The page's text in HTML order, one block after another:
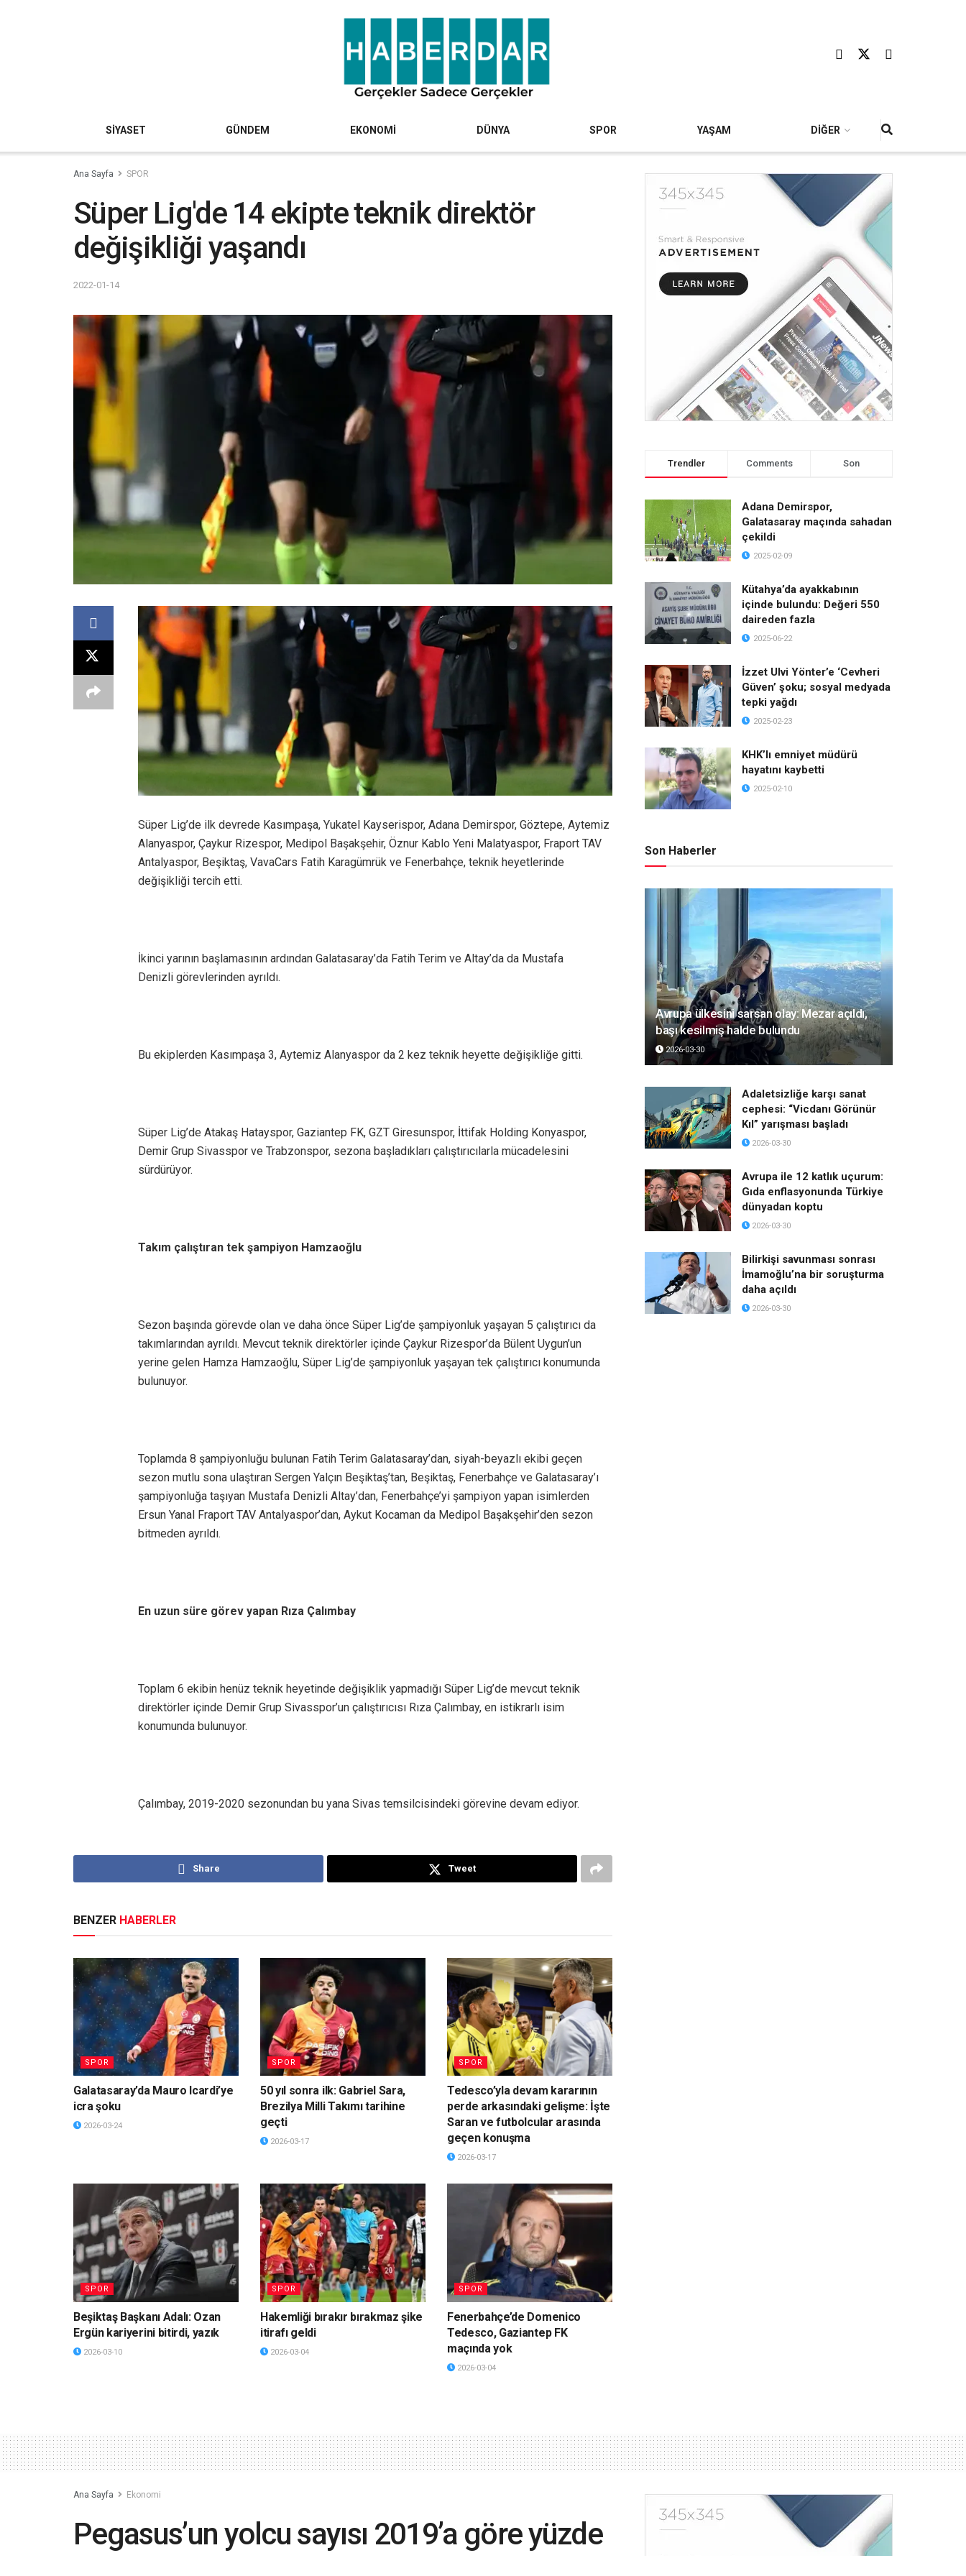
SİYASET GÜNDEM EKONOMİ DÜNYA SPOR YAŞAM DİĞER
Ana Sayfa SPOR
Süper Lig'de 14 ekipte teknik direktör
değişikliği yaşandı
2022-01-14
Süper Lig’de ilk devrede Kasımpaşa, Yukatel Kayserispor, Adana Demirspor, Göztepe, Aytemiz
Alanyaspor, Çaykur Rizespor, Medipol Başakşehir, Öznur Kablo Yeni Malatyaspor, Fraport TAV
Antalyaspor, Beşiktaş, VavaCars Fatih Karagümrük ve Fenerbahçe, teknik heyetlerinde
değişikliği tercih etti.
İkinci yarının başlamasının ardından Galatasaray’da Fatih Terim ve Altay’da da Mustafa
Denizli görevlerinden ayrıldı.
Bu ekiplerden Kasımpaşa 3, Aytemiz Alanyaspor da 2 kez teknik heyette değişikliğe gitti.
Süper Lig’de Atakaş Hatayspor, Gaziantep FK, GZT Giresunspor, İttifak Holding Konyaspor,
Demir Grup Sivasspor ve Trabzonspor, sezona başladıkları çalıştırıcılarla mücadelesini
sürdürüyor.
Takım çalıştıran tek şampiyon Hamzaoğlu
Sezon başında görevde olan ve daha önce Süper Lig’de şampiyonluk yaşayan 5 çalıştırıcı da
takımlarından ayrıldı. Mevcut teknik direktörler içinde Çaykur Rizespor’da Bülent Uygun’un
yerine gelen Hamza Hamzaoğlu, Süper Lig’de şampiyonluk yaşayan tek çalıştırıcı konumunda
bulunuyor.
Toplamda 8 şampiyonluğu bulunan Fatih Terim Galatasaray’dan, siyah-beyazlı ekibi geçen
sezon mutlu sona ulaştıran Sergen Yalçın Beşiktaş’tan, Beşiktaş, Fenerbahçe ve Galatasaray’ı
şampiyonluğa taşıyan Mustafa Denizli Altay’dan, Fenerbahçe’yi şampiyon yapan isimlerden
Ersun Yanal Fraport TAV Antalyaspor’dan, Aykut Kocaman da Medipol Başakşehir’den sezon
bitmeden ayrıldı.
En uzun süre görev yapan Rıza Çalımbay
Toplam 6 ekibin henüz teknik heyetinde değişiklik yapmadığı Süper Lig’de mevcut teknik
direktörler içinde Demir Grup Sivasspor’un çalıştırıcısı Rıza Çalımbay, en istikrarlı isim
konumunda bulunuyor.
Çalımbay, 2019-2020 sezonundan bu yana Sivas temsilcisindeki görevine devam ediyor.
Share Tweet
BENZER HABERLER
SPOR
Galatasaray’da Mauro Icardi’ye
icra şoku
2026-03-24
SPOR
50 yıl sonra ilk: Gabriel Sara,
Brezilya Milli Takımı tarihine
geçti
2026-03-17
SPOR
Tedesco’yla devam kararının
perde arkasındaki gelişme: İşte
Saran ve futbolcular arasında
geçen konuşma
2026-03-17
SPOR
Beşiktaş Başkanı Adalı: Ozan
Ergün kariyerini bitirdi, yazık
2026-03-10
SPOR
Hakemliği bırakır bırakmaz şike
itirafı geldi
2026-03-04
SPOR
Fenerbahçe’de Domenico
Tedesco, Gaziantep FK
maçında yok
2026-03-04
Trendler Comments Son
Adana Demirspor,
Galatasaray maçında sahadan
çekildi
2025-02-09
Kütahya’da ayakkabının
içinde bulundu: Değeri 550
daireden fazla
2025-06-22
İzzet Ulvi Yönter’e ‘Cevheri
Güven’ şoku; sosyal medyada
tepki yağdı
2025-02-23
KHK’lı emniyet müdürü
hayatını kaybetti
2025-02-10
Son Haberler
Avrupa ülkesini sarsan olay: Mezar açıldı,
başı kesilmiş halde bulundu
2026-03-30
Adaletsizliğe karşı sanat
cephesi: “Vicdanı Görünür
Kıl” yarışması başladı
2026-03-30
Avrupa ile 12 katlık uçurum:
Gıda enflasyonunda Türkiye
dünyadan koptu
2026-03-30
Bilirkişi savunması sonrası
İmamoğlu’na bir soruşturma
daha açıldı
2026-03-30
Ana Sayfa Ekonomi
Pegasus’un yolcu sayısı 2019’a göre yüzde